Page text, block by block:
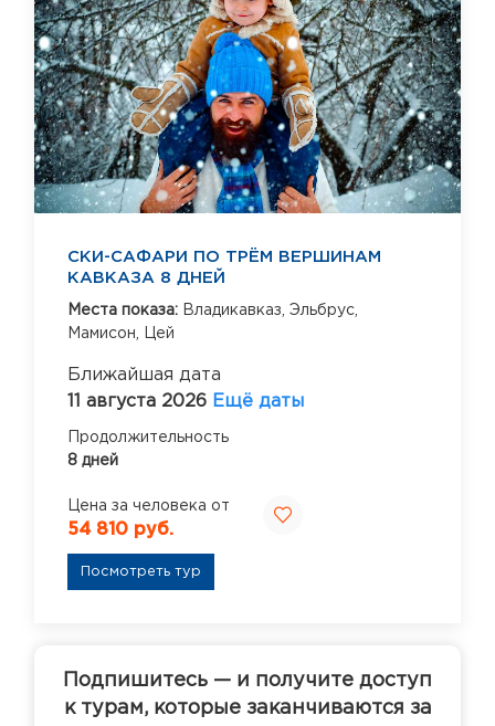
СКИ-САФАРИ ПО ТРЁМ ВЕРШИНАМ
КАВКАЗА 8 ДНЕЙ
Места показа: Владикавказ, Эльбрус,
Мамисон,
Цей
Ближайшая дата
11 августа 2026 Ещё даты
Продолжительность
8 дней
Цена за человека от
54 810 руб.
Посмотреть тур
Подпишитесь — и получите доступ
к турам, которые заканчиваются за